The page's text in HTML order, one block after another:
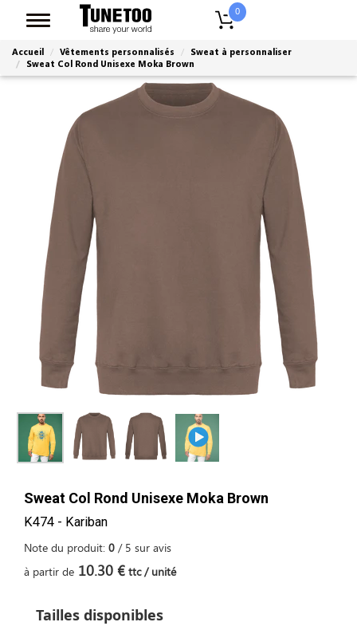
0
Accueil Vêtements personnalisés
Sweat à personnaliser
Sweat Col Rond Unisexe Moka Brown
Sweat Col Rond Unisexe Moka Brown
K474 - Kariban
Note du produit: 0 / 5 sur avis
à partir de 10.30 € ttc / unité
Tailles disponibles